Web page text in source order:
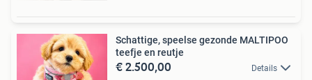
Schattige, speelse gezonde MALTIPOO
teefje en reutje
€ 2.500,00 Details